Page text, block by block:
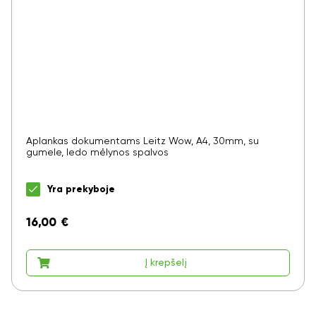
Aplankas dokumentams Leitz Wow, A4, 30mm, su
gumele, ledo mėlynos spalvos
Yra prekyboje
16,00 €
Į krepšelį